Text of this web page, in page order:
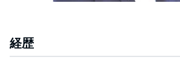
経歴